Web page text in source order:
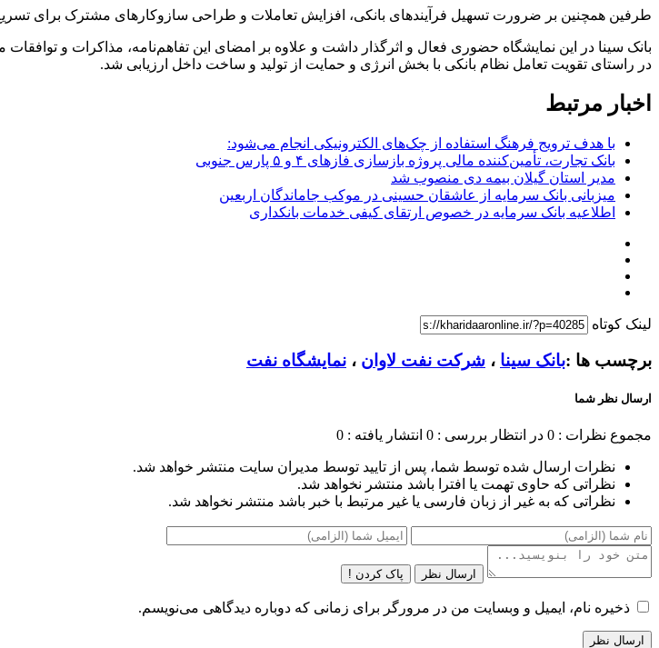
طرفین همچنین بر ضرورت تسهیل فرآیندهای بانکی، افزایش تعاملات و طراحی سازوکارهای مشترک برای تسریع
بانک سینا در این نمایشگاه حضوری فعال و اثرگذار داشت و علاوه بر امضای این تفاهم‌نامه، مذاکرات و
در راستای تقویت تعامل نظام بانکی با بخش انرژی و حمایت از تولید و ساخت داخل ارزیابی شد.
اخبار مرتبط
با هدف ترویج فرهنگ استفاده از چک‌های الکترونیکی انجام می‌شود:
بانک تجارت، تأمین‌کننده مالی پروژه بازسازی فازهای ۴ و ۵ پارس جنوبی
مدیر استان گیلان بیمه دی منصوب شد
میزبانی بانک سرمایه از عاشقان حسینی در موکب جاماندگان اربعین
اطلاعیه بانک سرمایه در خصوص ارتقای کیفی خدمات بانکداری
لینک کوتاه
برچسب ها :بانک سینا ، شرکت نفت لاوان ، نمایشگاه نفت
ارسال نظر شما
مجموع نظرات : 0 در انتظار بررسی : 0 انتشار یافته : 0
نظرات ارسال شده توسط شما، پس از تایید توسط مدیران سایت منتشر خواهد شد.
نظراتی که حاوی تهمت یا افترا باشد منتشر نخواهد شد.
نظراتی که به غیر از زبان فارسی یا غیر مرتبط با خبر باشد منتشر نخواهد شد.
ارسال نظر پاک کردن !
ذخیره نام، ایمیل و وبسایت من در مرورگر برای زمانی که دوباره دیدگاهی می‌نویسم.